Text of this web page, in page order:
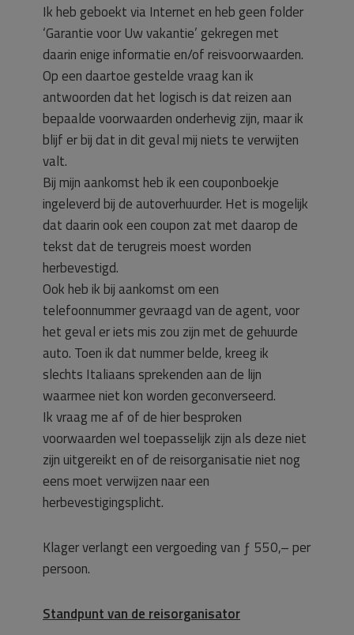
Ik heb geboekt via Internet en heb geen folder
‘Garantie voor Uw vakantie’ gekregen met
daarin enige informatie en/of reisvoorwaarden.
Op een daartoe gestelde vraag kan ik
antwoorden dat het logisch is dat reizen aan
bepaalde voorwaarden onderhevig zijn, maar ik
blijf er bij dat in dit geval mij niets te verwijten
valt.
Bij mijn aankomst heb ik een couponboekje
ingeleverd bij de autoverhuurder. Het is mogelijk
dat daarin ook een coupon zat met daarop de
tekst dat de terugreis moest worden
herbevestigd.
Ook heb ik bij aankomst om een
telefoonnummer gevraagd van de agent, voor
het geval er iets mis zou zijn met de gehuurde
auto. Toen ik dat nummer belde, kreeg ik
slechts Italiaans sprekenden aan de lijn
waarmee niet kon worden geconverseerd.
Ik vraag me af of de hier besproken
voorwaarden wel toepasselijk zijn als deze niet
zijn uitgereikt en of de reisorganisatie niet nog
eens moet verwijzen naar een
herbevestigingsplicht.
Klager verlangt een vergoeding van ƒ 550,– per
persoon.
Standpunt van de reisorganisator